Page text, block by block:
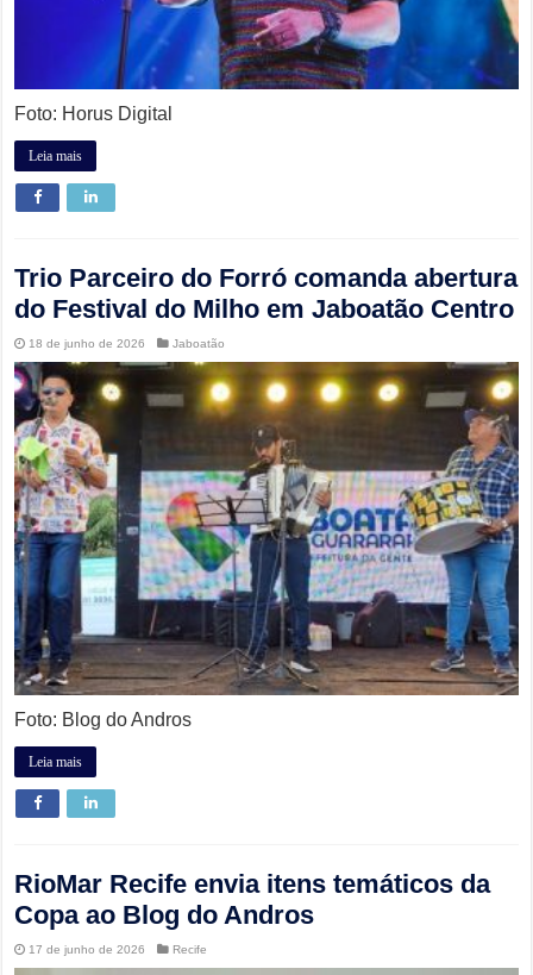
Foto: Horus Digital
Leia mais
Trio Parceiro do Forró comanda abertura
do Festival do Milho em Jaboatão Centro
18 de junho de 2026 Jaboatão
Foto: Blog do Andros
Leia mais
RioMar Recife envia itens temáticos da
Copa ao Blog do Andros
17 de junho de 2026 Recife